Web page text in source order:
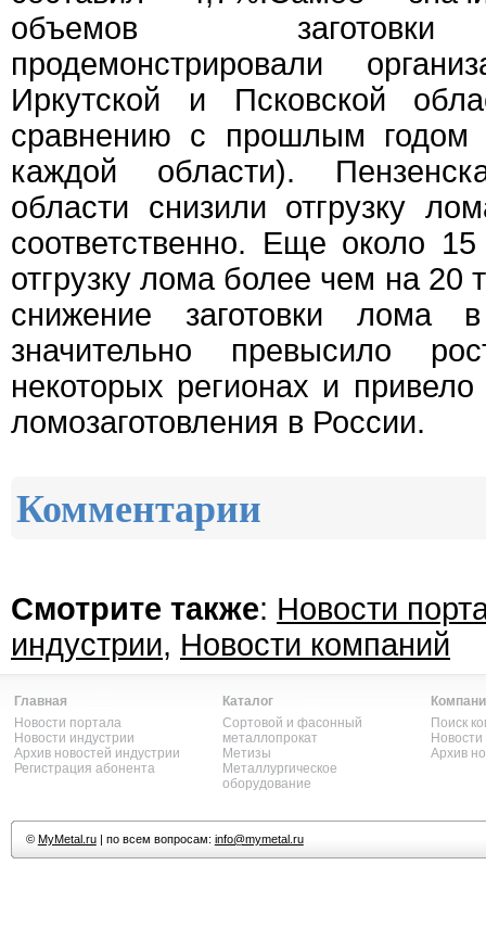
объемов заготовки
продемонстрировали
Иркутской и Псковской
сравнению с прошлым годом
каждой области).
области снизили отгрузку
соответственно. Еще около
отгрузку лома более чем на 20
снижение заготовки лома
значительно превысило
некоторых регионах и
ломозаготовления в России.
Комментарии
Смотрите также: Новости
индустрии, Новости компаний
Главная
Новости портала
Новости индустрии
Архив новостей индустрии
Регистрация абонента
Каталог
Сортовой и фасонный
металлопрокат
Метизы
Металлургическое
оборудование
Поиск
Архив
© MyMetal.ru| по всем вопросам: info@mymetal.ru